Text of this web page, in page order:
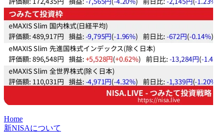
Home
新NISAについて